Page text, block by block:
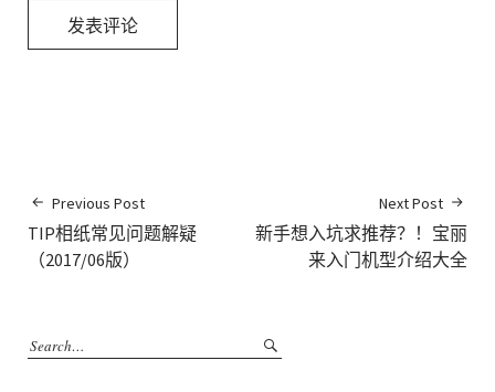
Previous Post
TIP相纸常见问题解疑
（2017/06版）
Next Post
新手想入坑求推荐？！宝丽
来入门机型介绍大全